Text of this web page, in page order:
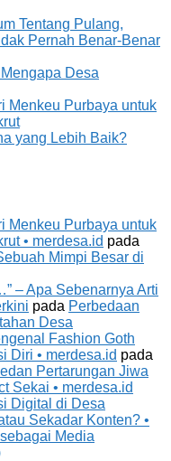
Tentang Pulang,
Pernah Benar-Benar
Desa
Menkeu Purbaya untuk
yang Lebih Baik?
Menkeu Purbaya untuk
• merdesa.id pada
Mimpi Besar di
– Apa Sebenarnya Arti
pada Perbedaan
Desa
Fashion Goth
Diri • merdesa.id pada
Pertarungan Jiwa
Sekai • merdesa.id
Digital di Desa
Sekadar Konten? •
Media